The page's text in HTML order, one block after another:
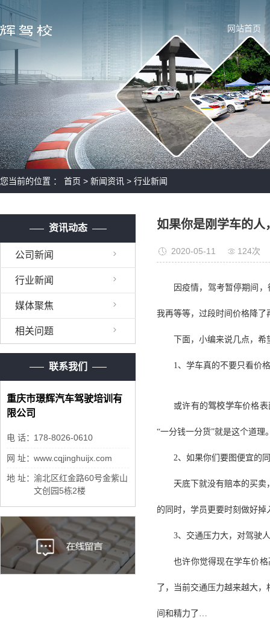
网站首页
您当前的位置 ： 首页 > 新闻资讯 > 行业新闻
资讯动态
公司新闻
行业新闻
媒体聚焦
相关问题
联系我们
重庆市璟辉汽车驾驶培训有
限公司
电 话： 178-8026-0610
网 址：www.cqjinghuijx.com
地 址：渝北区红金路60号金紫山
文创园5栋2楼
如果你是刚学车的
2020-05-11 124次
因疫情，驾考暂停期间
我再等等，过段时间价格降
下面，小编来说几点，
1、学车真的不要只看价
或许有的驾校学车价格表
“一分钱一分货”就是这个道理
2、如果你们要图便宜的
天底下就没有赔本的买
的同时，学员更要时刻做好
3、交通压力大，对驾驶
也许你觉得现在学车价
了，当前交通压力越来越大
间和精力了…